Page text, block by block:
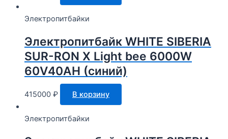
Электропитбайки
Электропитбайк WHITE SIBERIA
SUR-RON X Light bee 6000W
60V40AH (синий)
415000 ₽ В корзину
Электропитбайки